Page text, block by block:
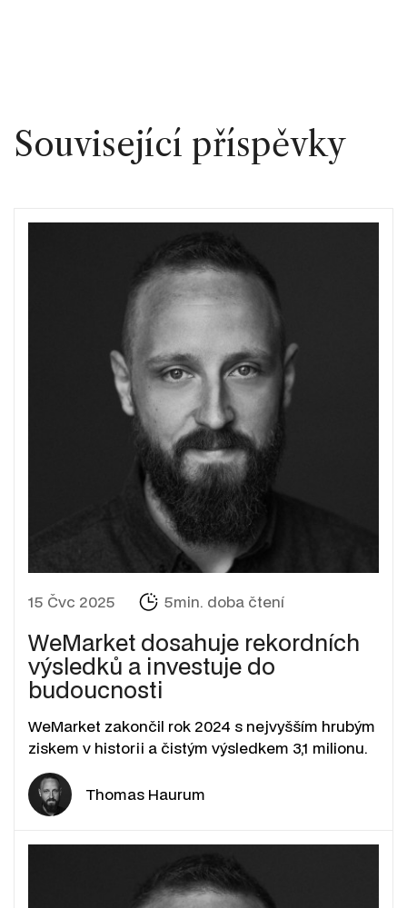
Související příspěvky
15 Čvc 2025 5min. doba čtení
WeMarket dosahuje rekordních
výsledků a investuje do
budoucnosti
WeMarket zakončil rok 2024 s nejvyšším hrubým
ziskem v historii a čistým výsledkem 3,1 milionu.
Thomas Haurum